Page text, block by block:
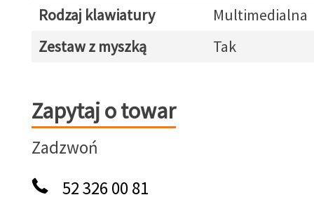
Rodzaj klawiatury
Multimedialna
Zestaw z myszką
Tak
Zapytaj o towar
Zapytaj o towar
Zadzwoń
52 326 00 81